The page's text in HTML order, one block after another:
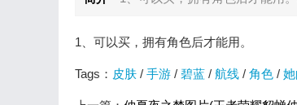
1、可以买，拥有角色后才能用。
Tags： 皮肤 / 手游 / 碧蓝 / 航线 / 角色 /